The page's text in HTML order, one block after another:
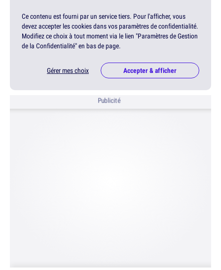
Ce contenu est fourni par un service tiers. Pour l'afficher, vous
devez accepter les cookies dans vos paramètres de confidentialité.
Modifiez ce choix à tout moment via le lien "Paramètres de Gestion
de la Confidentialité" en bas de page.
Gérer mes choix Accepter & afficher
Publicité